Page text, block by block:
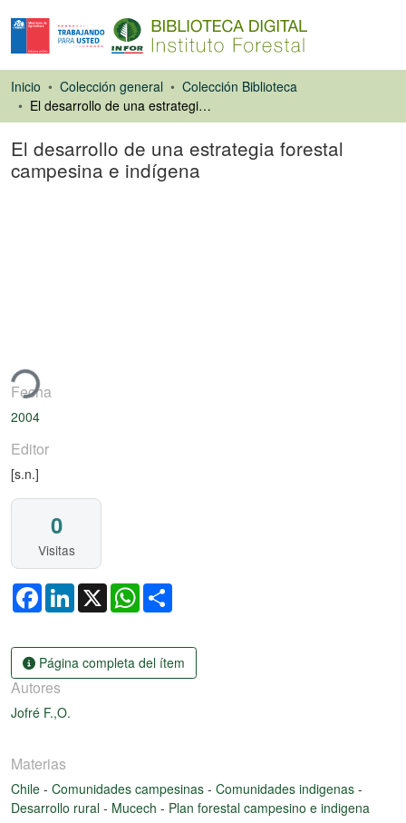
Inicio Colección general
Colección Biblioteca
El desarrollo de una estrategia forestal campesina e indígena
El desarrollo de una estrategia forestal
campesina e indígena
Fecha
2004
Editor
[s.n.]
0
Visitas
FacebookLinkedIn
X WhatsApp
Página completa del ítem
Autores
Jofré F.,O.
Materias
Chile - Comunidades campesinas - Comunidades indigenas -
Desarrollo rural - Mucech - Plan forestal campesino e indigena